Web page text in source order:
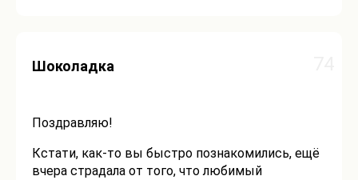
Шоколадка
Поздравляю!
Кстати, как-то вы быстро познакомились, ещё
вчера страдала от того, что любимый